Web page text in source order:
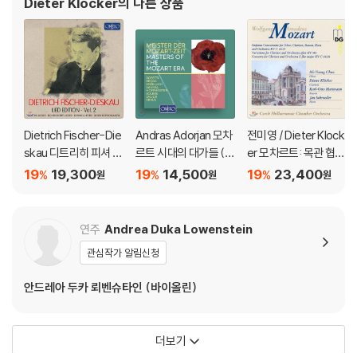
Dietrich Fischer-Die
skau 디트리히 피셔 디
스카우 에디션 2집 (Lie
19,300원
19%
Andras Adorjan 모차
르트 시대의 대가들 (M
asters of the Mozar
14,500원
19%
전미영 / Dieter Klock
er 모차르트: 목관 협주
곡 (Mozart: Sinfonia
23,400원
19%
연주 Andrea Duka Lowenstein
관심작가 알림신청
안드레아 두카 뢰벤슈타인 (바이올린)
더보기